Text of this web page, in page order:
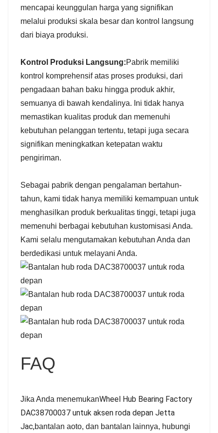
mencapai keunggulan harga yang signifikan
melalui produksi skala besar dan kontrol langsung
dari biaya produksi.
Kontrol Produksi Langsung:Pabrik memiliki
kontrol komprehensif atas proses produksi, dari
pengadaan bahan baku hingga produk akhir,
semuanya di bawah kendalinya. Ini tidak hanya
memastikan kualitas produk dan memenuhi
kebutuhan pelanggan tertentu, tetapi juga secara
signifikan meningkatkan ketepatan waktu
pengiriman.
Sebagai pabrik dengan pengalaman bertahun-
tahun, kami tidak hanya memiliki kemampuan untuk
menghasilkan produk berkualitas tinggi, tetapi juga
memenuhi berbagai kebutuhan kustomisasi Anda.
Kami selalu mengutamakan kebutuhan Anda dan
berdedikasi untuk melayani Anda.
FAQ
Jika Anda menemukanWheel Hub Bearing Factory
DAC38700037 untuk aksen roda depan Jetta
Jac,bantalan aoto, dan bantalan lainnya, hubungi